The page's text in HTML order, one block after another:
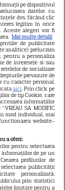
rezervate
pe dispozitivul
datelor cu
dvs. făcând clic
legitim în orice
Aceste alegeri vor fi
Mai multe detalii
de publicitate
analitice) prelucram
a personaliza
de interesele si/sau
de socializare
prevazute de
cu caracter personal.
aici. Prin click pe
de tip Cookie, care
informatiilor
SA MODIFIC
mod individual, mai
website-
a oferi:
pentru selectarea
informațiilor de pe un
profilurilor de
publicității
personalizată.
prin statistici
limitate pentru a